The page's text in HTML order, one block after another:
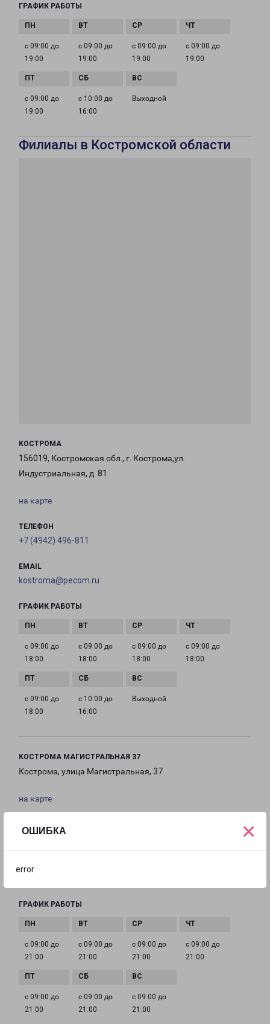
ОШИБКА
error
×
ГРАФИК РАБОТЫ
с 09:00 до
19:00
с 09:00 до
19:00
с 09:00 до
19:00
с 09:00 до
19:00
с 09:00 до
19:00
с 10:00 до
16:00
Выходной
Филиалы в Костромской области
КОСТРОМА
156019, Костромская обл., г. Кострома,ул.
Индустриальная, д. 81
на карте
ТЕЛЕФОН
+7 (4942) 496-811
EMAIL
kostroma@pecom.ru
ГРАФИК РАБОТЫ
с 09:00 до
18:00
с 09:00 до
18:00
с 09:00 до
18:00
с 09:00 до
18:00
с 09:00 до
18:00
с 10:00 до
16:00
Выходной
КОСТРОМА МАГИСТРАЛЬНАЯ 37
Кострома, улица Магистральная, 37
на карте
ГРАФИК РАБОТЫ
с 09:00 до
21:00
с 09:00 до
21:00
с 09:00 до
21:00
с 09:00 до
21:00
с 09:00 до
21:00
с 09:00 до
21:00
с 09:00 до
21:00